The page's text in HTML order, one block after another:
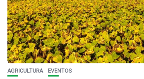
AGRICULTURA EVENTOS